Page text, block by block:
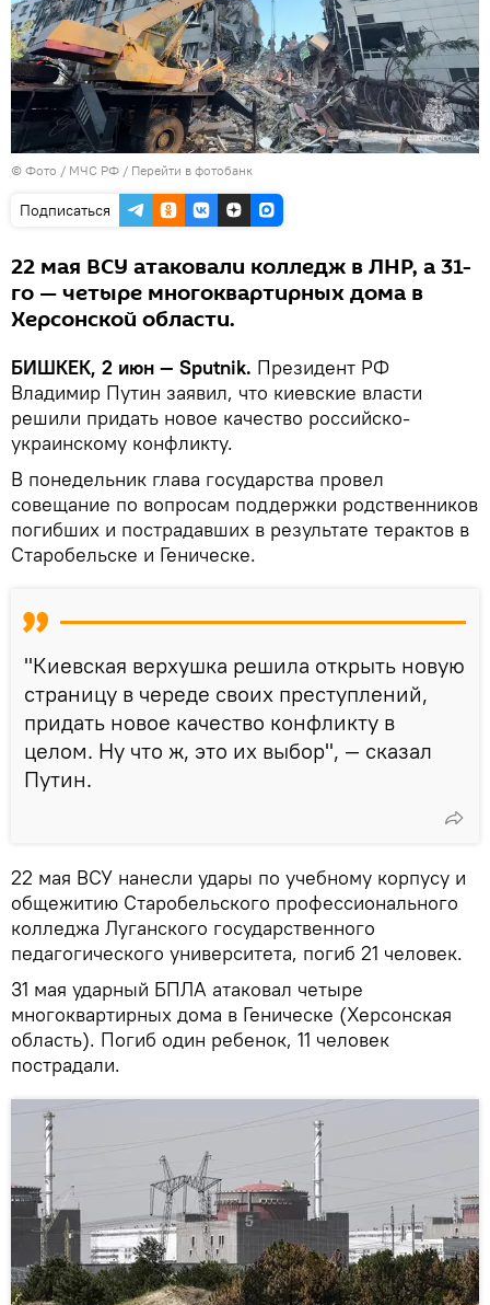
© Фото / МЧС РФ / Перейти в фотобанк
Подписаться
22 мая ВСУ атаковали колледж в ЛНР, а 31-
го — четыре многоквартирных дома в
Херсонской области.
БИШКЕК, 2 июн — Sputnik. Президент РФ
Владимир Путин заявил, что киевские власти
решили придать новое качество российско-
украинскому конфликту.
В понедельник глава государства провел
совещание по вопросам поддержки родственников
погибших и пострадавших в результате терактов в
Старобельске и Геническе.
"Киевская верхушка решила открыть новую
страницу в череде своих преступлений,
придать новое качество конфликту в
целом. Ну что ж, это их выбор", — сказал
Путин.
22 мая ВСУ нанесли удары по учебному корпусу и
общежитию Старобельского профессионального
колледжа Луганского государственного
педагогического университета, погиб 21 человек.
31 мая ударный БПЛА атаковал четыре
многоквартирных дома в Геническе (Херсонская
область). Погиб один ребенок, 11 человек
пострадали.